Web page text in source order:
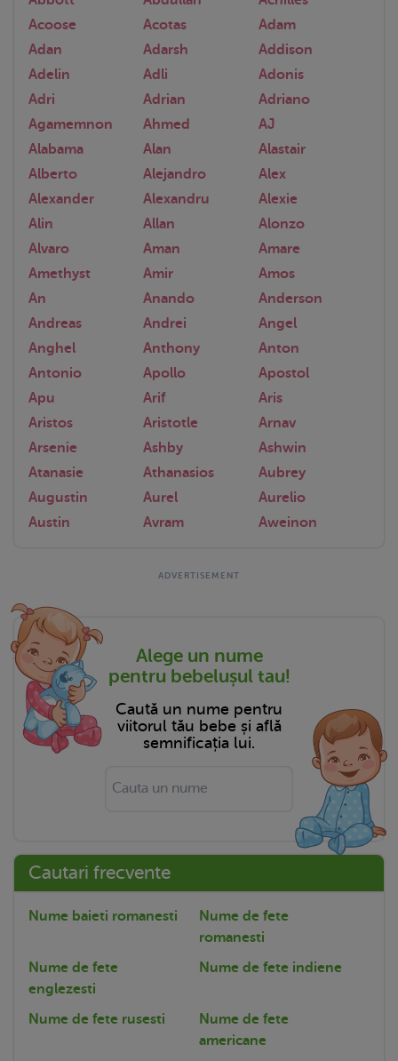
Acoose
Acotas
Adam
Adan
Adarsh
Addison
Adelin
Adli
Adonis
Adri
Adrian
Adriano
Agamemnon
Ahmed
AJ
Alabama
Alan
Alastair
Alberto
Alejandro
Alex
Alexander
Alexandru
Alexie
Alin
Allan
Alonzo
Alvaro
Aman
Amare
Amethyst
Amir
Amos
An
Anando
Anderson
Andreas
Andrei
Angel
Anghel
Anthony
Anton
Antonio
Apollo
Apostol
Apu
Arif
Aris
Aristos
Aristotle
Arnav
Arsenie
Ashby
Ashwin
Atanasie
Athanasios
Aubrey
Augustin
Aurel
Aurelio
Austin
Avram Aweinon
Alege un nume
pentru bebelușul tau!
Caută un nume pentru
viitorul tău bebe și află
semnificația lui.
Cautari frecvente
Nume baieti romanesti
Nume de fete
romanesti
Nume de fete
englezesti
Nume de fete indiene
Nume de fete rusesti
Nume de fete
americane